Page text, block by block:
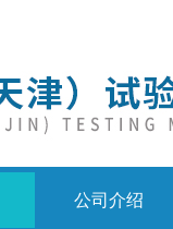
公司介绍